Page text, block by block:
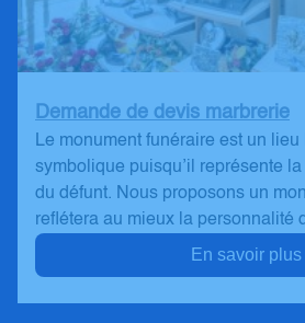
Demande de devis marbrerie
Le monument funéraire est un lieu
symbolique puisqu’il représente
du défunt. Nous proposons un
reflétera au mieux la personnalité
En savoir plus